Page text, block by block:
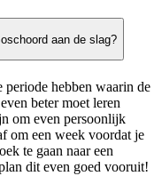
aan de slag?
hebben waarin de
beter moet leren
om even persoonlijk
om een week voordat je
te gaan naar een
dit even goed vooruit!